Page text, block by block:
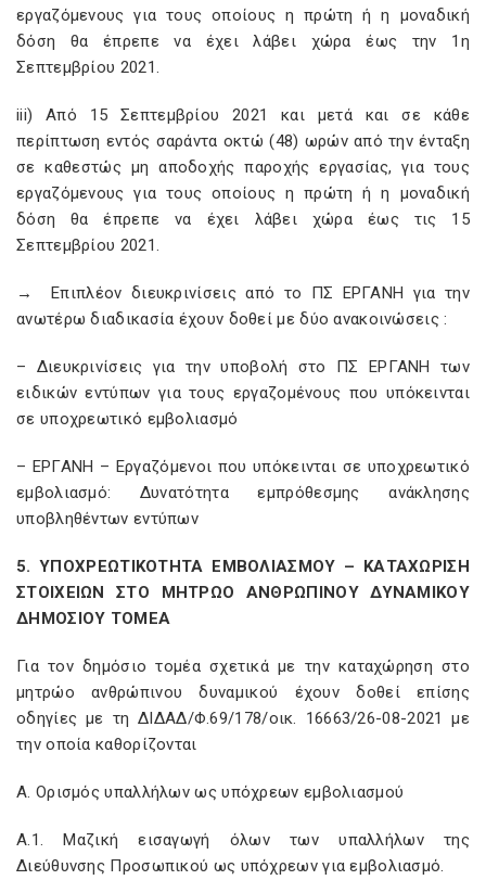
εργαζόμενους για τους οποίους η πρώτη ή η μοναδική
δόση θα έπρεπε να έχει λάβει χώρα έως την 1η
Σεπτεμβρίου 2021.
iii) Από 15 Σεπτεμβρίου 2021 και μετά και σε κάθε
περίπτωση εντός σαράντα οκτώ (48) ωρών από την ένταξη
σε καθεστώς μη αποδοχής παροχής εργασίας, για τους
εργαζόμενους για τους οποίους η πρώτη ή η μοναδική
δόση θα έπρεπε να έχει λάβει χώρα έως τις 15
Σεπτεμβρίου 2021.
→ Επιπλέον διευκρινίσεις από το ΠΣ ΕΡΓΑΝΗ για την
ανωτέρω διαδικασία έχουν δοθεί με δύο ανακοινώσεις :
– Διευκρινίσεις για την υποβολή στο ΠΣ ΕΡΓΑΝΗ των
ειδικών εντύπων για τους εργαζομένους που υπόκεινται
σε υποχρεωτικό εμβολιασμό
– ΕΡΓΑΝΗ – Εργαζόμενοι που υπόκεινται σε υποχρεωτικό
εμβολιασμό: Δυνατότητα εμπρόθεσμης ανάκλησης
υποβληθέντων εντύπων
5. ΥΠΟΧΡΕΩΤΙΚΟΤΗΤΑ ΕΜΒΟΛΙΑΣΜΟΥ – ΚΑΤΑΧΩΡΙΣΗ
ΣΤΟΙΧΕΙΩΝ ΣΤΟ ΜΗΤΡΩΟ ΑΝΘΡΩΠΙΝΟΥ ΔΥΝΑΜΙΚΟΥ
ΔΗΜΟΣΙΟΥ ΤΟΜΕΑ
Για τον δημόσιο τομέα σχετικά με την καταχώρηση στο
μητρώο ανθρώπινου δυναμικού έχουν δοθεί επίσης
οδηγίες με τη ΔΙΔΑΔ/Φ.69/178/οικ. 16663/26-08-2021 με
την οποία καθορίζονται
Α. Ορισμός υπαλλήλων ως υπόχρεων εμβολιασμού
Α.1. Μαζική εισαγωγή όλων των υπαλλήλων της
Διεύθυνσης Προσωπικού ως υπόχρεων για εμβολιασμό.